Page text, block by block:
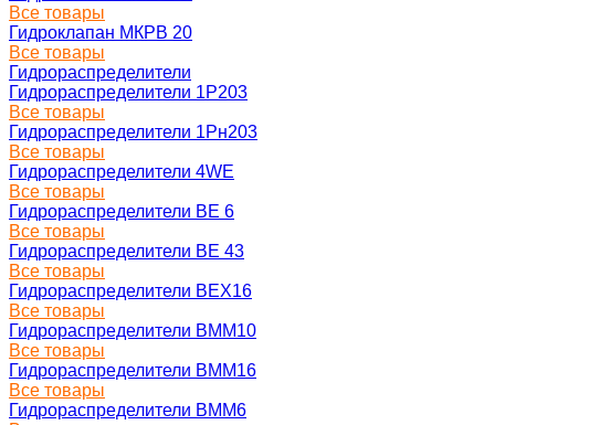
Все товары
Гидроклапан МКРВ 20
Все товары
Гидрораспределители
Гидрораспределители 1Р203
Все товары
Гидрораспределители 1Рн203
Все товары
Гидрораспределители 4WE
Все товары
Гидрораспределители ВЕ 6
Все товары
Гидрораспределители ВЕ 43
Все товары
Гидрораспределители ВЕХ16
Все товары
Гидрораспределители ВММ10
Все товары
Гидрораспределители ВММ16
Все товары
Гидрораспределители ВММ6